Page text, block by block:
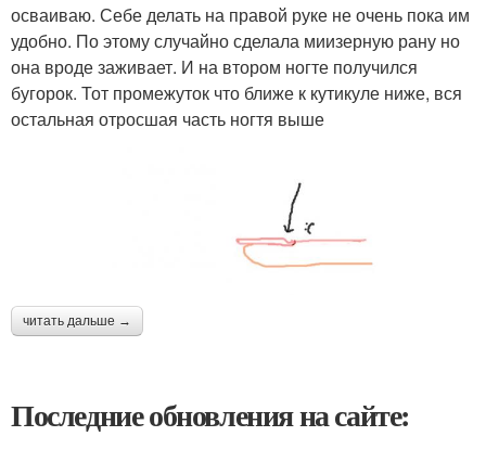
осваиваю. Себе делать на правой руке не очень пока им
удобно. По этому случайно сделала миизерную рану но
она вроде заживает. И на втором ногте получился
бугорок. Тот промежуток что ближе к кутикуле ниже, вся
остальная отросшая часть ногтя выше
читать дальше →
Последние обновления на сайте: